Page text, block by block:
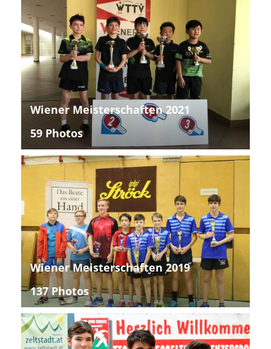
Wiener Meisterschaften 2021
59 Photos
Wiener Meisterschaften 2019
137 Photos